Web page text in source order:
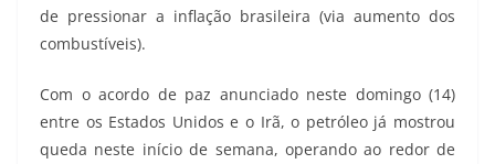
de pressionar a inflação brasileira (via aumento dos
combustíveis).
Com o acordo de paz anunciado neste domingo (14)
entre os Estados Unidos e o Irã, o petróleo já mostrou
queda neste início de semana, operando ao redor de